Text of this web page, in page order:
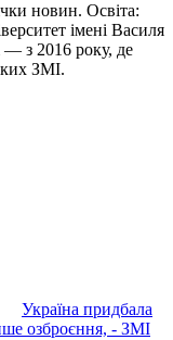
новин. Освіта:
імені Василя
— з 2016 року, де
ЗМІ.
Україна придбала
озброєння, - ЗМІ